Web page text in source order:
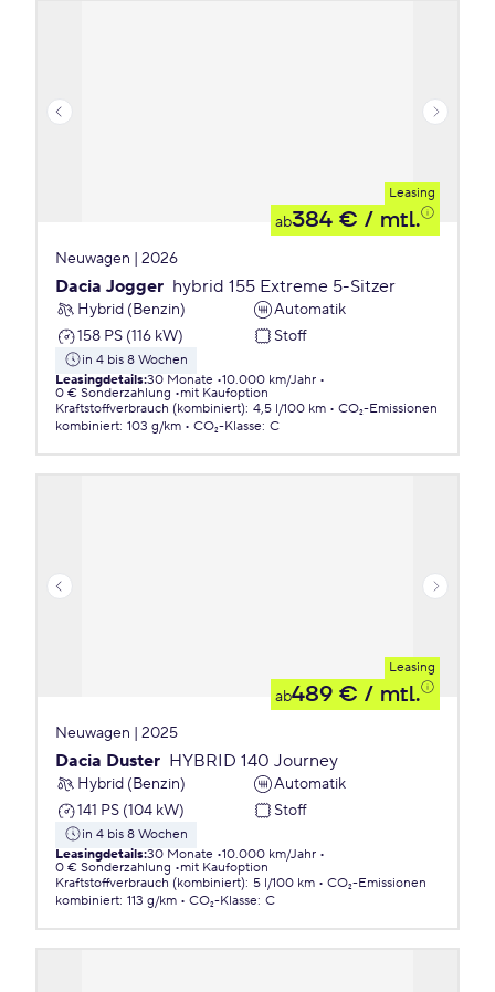
Leasing
ab384 € / mtl.
Neuwagen | 2026
Dacia Jogger hybrid 155 Extreme 5-Sitzer
Hybrid (Benzin)
Automatik
158 PS (116 kW)
Stoff
in 4 bis 8 Wochen
Leasingdetails:30 Monate 10.000 km/Jahr
0 € Sonderzahlung
mit Kaufoption
Kraftstoffverbrauch (kombiniert): 4,5 l/100 km
CO₂-Emissionen
kombiniert: 103 g/km CO₂-Klasse: C
Leasing
ab489 € / mtl.
Neuwagen | 2025
Dacia Duster HYBRID 140 Journey
Hybrid (Benzin)
Automatik
141 PS (104 kW)
Stoff
in 4 bis 8 Wochen
Leasingdetails:30 Monate 10.000 km/Jahr
0 € Sonderzahlung
mit Kaufoption
Kraftstoffverbrauch (kombiniert): 5 l/100 km
CO₂-Emissionen
kombiniert: 113 g/km CO₂-Klasse: C